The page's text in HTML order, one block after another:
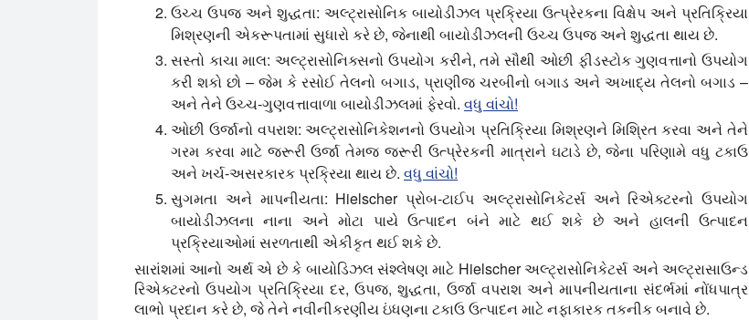
ઉચ્ચ ઉપજ અને શુદ્ધતા: અલ્ટ્રાસોનિક બાયોડીઝલ પ્રક્રિયા ઉત્પ્રેરકના વિક્ષેપ અને પ્રતિક્રિયા
મિશ્રણની એકરૂપતામાં સુધારો કરે છે, જેનાથી બાયોડીઝલની ઉચ્ચ ઉપજ અને શુદ્ધતા થાય છે.
સસ્તો કાચા માલ: અલ્ટ્રાસોનિક્સનો ઉપયોગ કરીને, તમે સૌથી ઓછી ફીડસ્ટોક ગુણવત્તાનો ઉપયોગ
કરી શકો છો – જેમ કે રસોઈ તેલનો બગાડ, પ્રાણીજ ચરબીનો બગાડ અને અખાદ્ય તેલનો બગાડ –
અને તેને ઉચ્ચ-ગુણવત્તાવાળા બાયોડીઝલમાં ફેરવો. વધુ વાંચો!
ઓછી ઉર્જાનો વપરાશ: અલ્ટ્રાસોનિકેશનનો ઉપયોગ પ્રતિક્રિયા મિશ્રણને મિશ્રિત કરવા અને તેને
ગરમ કરવા માટે જરૂરી ઉર્જા તેમજ જરૂરી ઉત્પ્રેરકની માત્રાને ઘટાડે છે, જેના પરિણામે વધુ ટકાઉ
અને ખર્ચ-અસરકારક પ્રક્રિયા થાય છે. વધુ વાંચો!
સુગમતા અને માપનીયતા: Hielscher પ્રોબ-ટાઈપ અલ્ટ્રાસોનિકેટર્સ અને રિએક્ટરનો ઉપયોગ
બાયોડીઝલના નાના અને મોટા પાયે ઉત્પાદન બંને માટે થઈ શકે છે અને હાલની ઉત્પાદન
પ્રક્રિયાઓમાં સરળતાથી એકીકૃત થઈ શકે છે.
સારાંશમાં આનો અર્થ એ છે કે બાયોડિઝલ સંશ્લેષણ માટે Hielscher અલ્ટ્રાસોનિકેટર્સ અને અલ્ટ્રાસાઉન્ડ
રિએક્ટરનો ઉપયોગ પ્રતિક્રિયા દર, ઉપજ, શુદ્ધતા, ઉર્જા વપરાશ અને માપનીયતાના સંદર્ભમાં નોંધપાત્ર
લાભો પ્રદાન કરે છે, જે તેને નવીનીકરણીય ઇંધણના ટકાઉ ઉત્પાદન માટે નફાકારક તકનીક બનાવે છે.